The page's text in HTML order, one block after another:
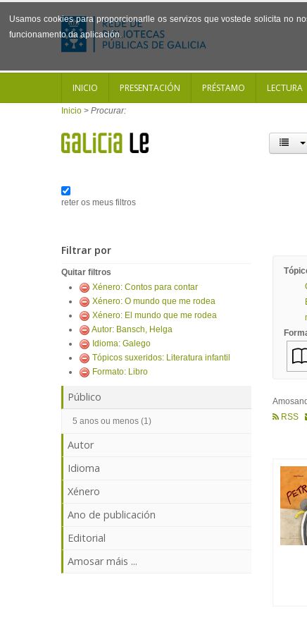
Usamos cookies para proporcionarlle os servizos que vostede solicita no
funcionamento da aplicación.
INICIO PRESENTACIÓN PRÉSTAMO LECTURA
Inicio > Procurar:
reter os meus filtros
Filtrar por
Quitar filtros
Xénero: Contos para contar
Xénero: O mundo que me rodea
Xénero: El mundo que me rodea
Autor: Bansch, Helga
Idioma: Galego
Tópicos suxeridos: Literatura infantil
Formato: Libro
Público
5 anos ou menos (1)
Autor
Idioma
Xénero
Ano de publicación
Editorial
Amosar máis ...
RSS